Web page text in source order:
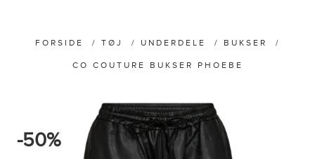
FORSIDE / TØJ / UNDERDELE / BUKSER /
CO COUTURE BUKSER PHOEBE
-50%